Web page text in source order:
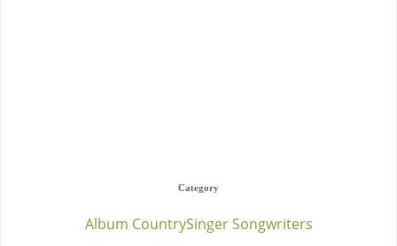
Category
Album CountrySinger Songwriters